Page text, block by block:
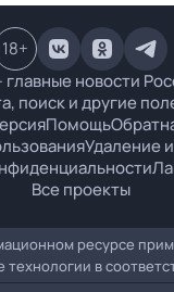
новости
поиск и другие
Помощь
Удаление
Все проекты
18+
ресурсе
в